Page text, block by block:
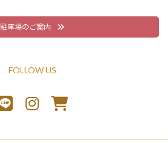
駐車場のご案内
FOLLOW US